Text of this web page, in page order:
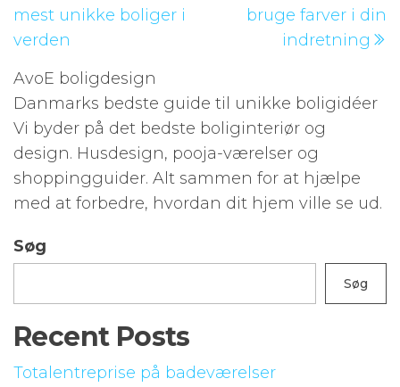
mest unikke boliger i
verden
bruge farver i din
indretning
AvoE boligdesign
Danmarks bedste guide til unikke boligidéer
Vi byder på det bedste boliginteriør og
design. Husdesign, pooja-værelser og
shoppingguider. Alt sammen for at hjælpe
med at forbedre, hvordan dit hjem ville se ud.
Søg
Søg
Recent Posts
Totalentreprise på badeværelser